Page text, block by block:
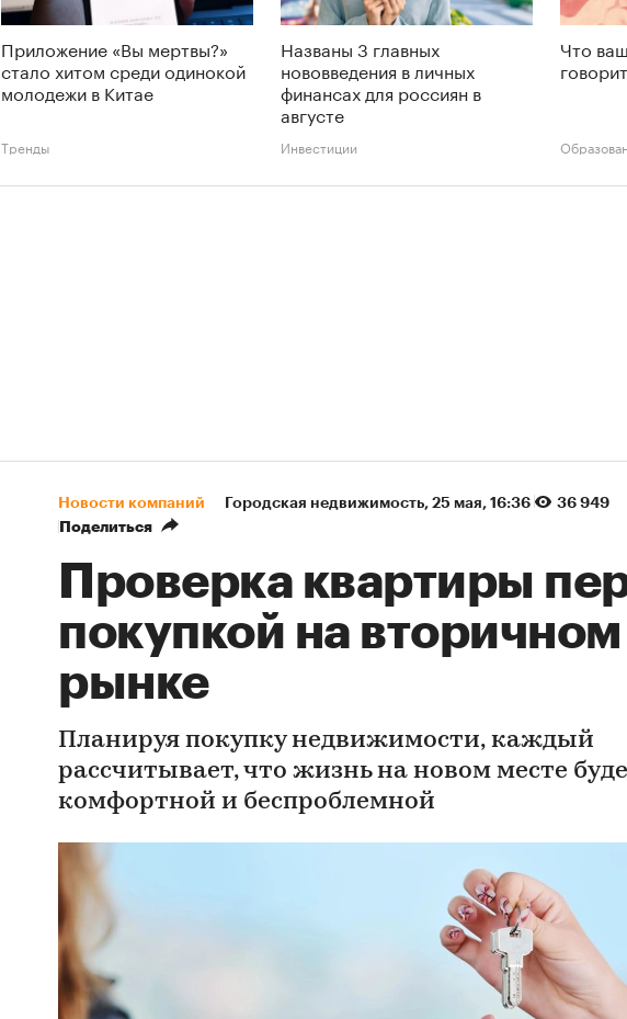
Приложение «Вы мертвы?»
стало хитом среди одинокой
молодежи в Китае
Тренды
Названы 3 главных
нововведения в личных
финансах для россиян в
августе
Инвестиции
Что
Новости компаний Городская недвижимость⁠, 25 мая, 16:36
36 949
Поделиться
Проверка квартиры
покупкой на вторичном
рынке
Планируя покупку недвижимости, каждый
рассчитывает, что жизнь на новом месте
комфортной и беспроблемной